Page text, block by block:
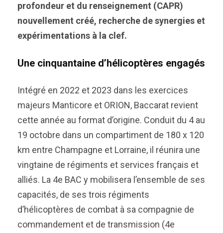
profondeur et du renseignement (CAPR)
nouvellement créé, recherche de synergies et
expérimentations à la clef.
Une cinquantaine d’hélicoptères engagés
Intégré en 2022 et 2023 dans les exercices
majeurs Manticore et ORION, Baccarat revient
cette année au format d’origine. Conduit du 4 au
19 octobre dans un compartiment de 180 x 120
km entre Champagne et Lorraine, il réunira une
vingtaine de régiments et services français et
alliés. La 4e BAC y mobilisera l’ensemble de ses
capacités, de ses trois régiments
d’hélicoptères de combat à sa compagnie de
commandement et de transmission (4e